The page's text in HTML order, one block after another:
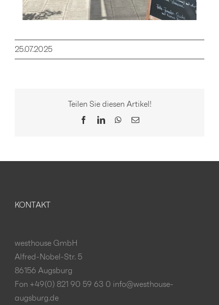
25.07.2025
Teilen Sie diesen Artikel!
FacebookLinkedInWhatsApp
E-
KONTAKT
westhouse GmbH
Alfred-Nobel-Str. 5
86156 Augsburg
Fon +49(0) 821 90 59 63 0 info@westhouse-
augsburg.de